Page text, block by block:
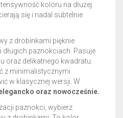
koloru na dłużej.
się i nadal subtelnie
z drobinkami pięknie
długich paznokciach. Pasuje
oraz delikatnego kwadratu.
z minimalistycznymi
w klasycznej wersji. W
oraz nowocześnie.
paznokci, wybierz